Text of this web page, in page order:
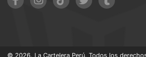
© 2026. La Cartelera Perú, Todos los